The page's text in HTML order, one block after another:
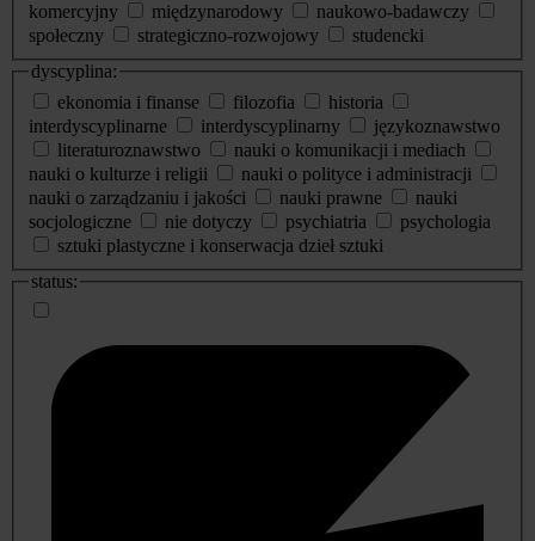
komercyjny
międzynarodowy
naukowo-badawczy
społeczny
strategiczno-rozwojowy
studencki
dyscyplina:
ekonomia i finanse
filozofia
historia
interdyscyplinarne
interdyscyplinarny
językoznawstwo
literaturoznawstwo
nauki o komunikacji i mediach
nauki o kulturze i religii
nauki o polityce i administracji
nauki o zarządzaniu i jakości
nauki prawne
nauki
socjologiczne
nie dotyczy psychiatria
psychologia
sztuki plastyczne i konserwacja dzieł sztuki
status: